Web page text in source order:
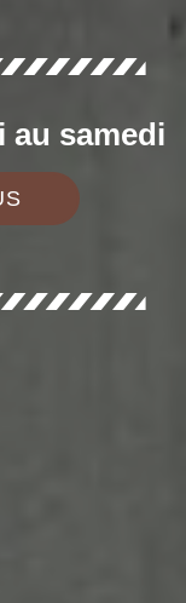
au samedi